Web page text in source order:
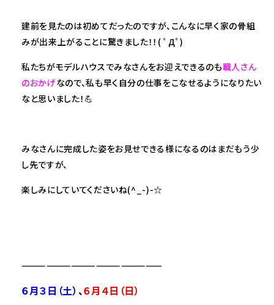
建前を見たのは初めてだったのですが、こんなに早く家の骨組
みが出来上がることに驚きました！！( ﾟДﾟ)
私たちがモデルハウスでみなさんをお迎えできるのも職人さん
のおかげなので、私も早く自分の仕事をこなせるようになりたい
なと思いました！💪
みなさんに完成した姿をお見せできる様になるのはまだもう少
し先ですが、
楽しみにしていてくださいね(^_-)-☆
—————————————————
６月３日（土） 、６月４日（日）